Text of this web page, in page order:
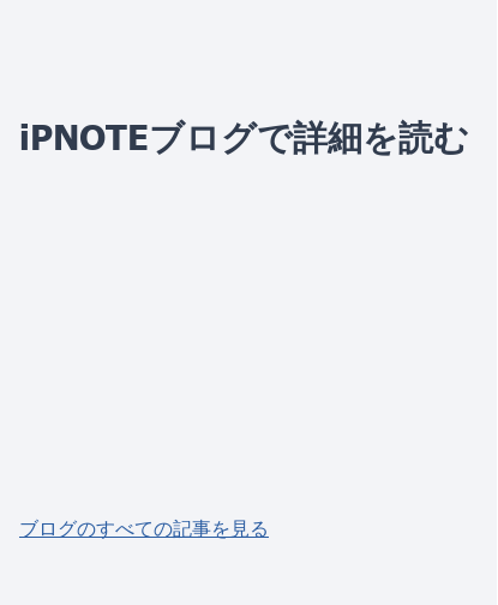
iPNOTEブログで詳細を読む
ブログのすべての記事を見る